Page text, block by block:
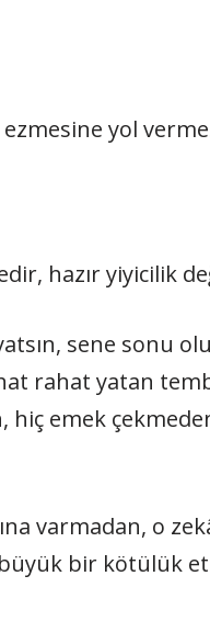
yol
hazır yiyicilik
sene sonu
rahat yatan
emek
varmadan, o
bir kötülük